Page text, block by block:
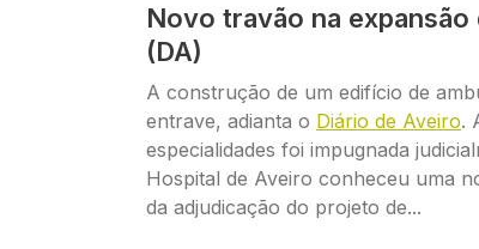
Novo travão na
(DA)
A construção de um edifício de
entrave, adianta o Diário de Aveiro.
especialidades foi impugnada
Hospital de Aveiro conheceu uma
da adjudicação do projeto de...